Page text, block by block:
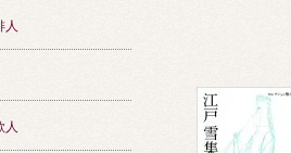
人
人